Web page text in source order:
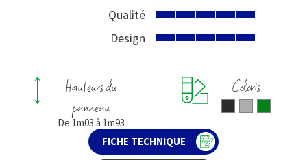
Qualité
Design
Hauteurs du
panneau
De 1m03 à 1m93
Coloris
FICHE TECHNIQUE